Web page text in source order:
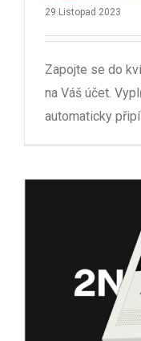
29.Listopad 2023
Zapojte se do
na Váš účet.
automaticky